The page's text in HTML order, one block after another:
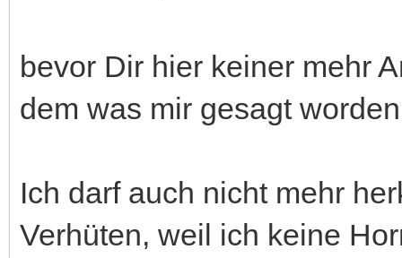
bevor Dir hier keiner mehr
dem was mir gesagt
Ich darf auch nicht mehr
Verhüten, weil ich keine